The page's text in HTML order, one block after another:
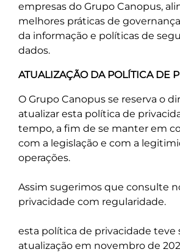
empresas do Grupo Canopus,
melhores práticas de
da informação e políticas de
dados.
ATUALIZAÇÃO DA POLÍTICA DE
O Grupo Canopus se reserva o
atualizar esta política de
tempo, a fim de se manter em
com a legislação e com a
operações.
Assim sugerimos que consulte
privacidade com regularidade.
esta política de privacidade teve
atualização em novembro de